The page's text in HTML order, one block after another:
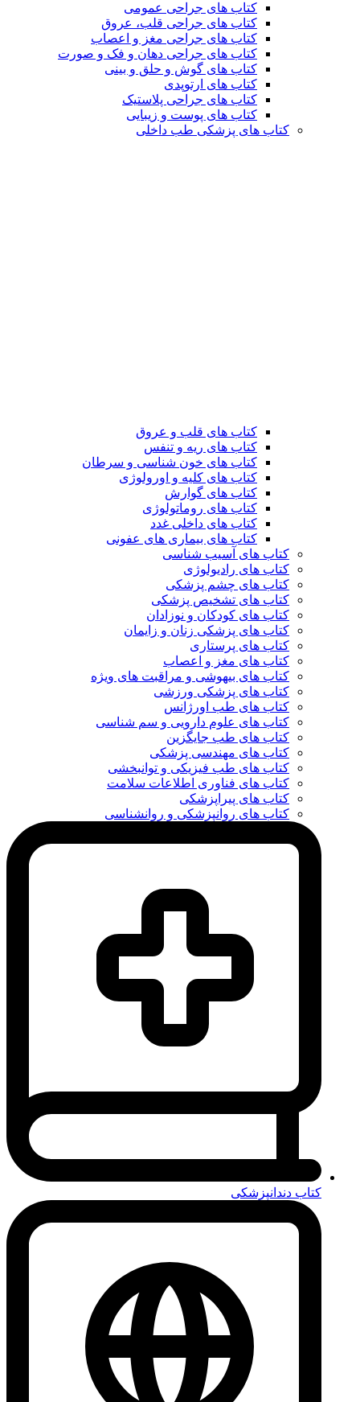
کتاب های جراحی عمومی
کتاب های جراحی قلب، عروق
کتاب های جراحی مغز و اعصاب
کتاب های جراحی دهان و فک و صورت
کتاب های گوش و حلق و بینی
کتاب های ارتوپدی
کتاب های جراحی پلاستیک
کتاب های پوست و زیبایی
کتاب های پزشکی طب داخلی
کتاب های قلب و عروق
کتاب های ریه و تنفس
کتاب های خون شناسی و سرطان
کتاب های کلیه و اورولوژی
کتاب های گوارش
کتاب های روماتولوژی
کتاب های داخلی غدد
کتاب های بیماری های عفونی
کتاب های آسیب شناسی
کتاب های رادیولوژی
کتاب های چشم پزشکی
کتاب های تشخیص پزشکی
کتاب های کودکان و نوزادان
کتاب های پزشکی زنان و زایمان
کتاب های پرستاری
کتاب های مغز و اعصاب
کتاب های بیهوشی و مراقبت های ویژه
کتاب های پزشکی ورزشی
کتاب های طب اورژانس
کتاب های علوم دارویی و سم شناسی
کتاب های طب جایگزین
کتاب های مهندسی پزشکی
کتاب های طب فیزیکی و توانبخشی
کتاب های فناوری اطلاعات سلامت
کتاب های پیراپزشکی
کتاب های روانپزشکی و روانشناسی
کتاب دندانپزشکی